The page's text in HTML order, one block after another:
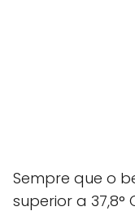
Sempre que o
superior a